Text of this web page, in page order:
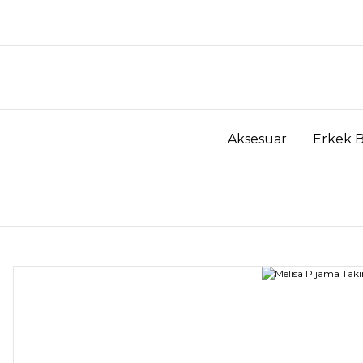
Aksesuar Erkek